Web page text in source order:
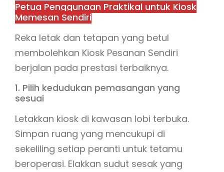
Petua Penggunaan Praktikal untuk Kiosk
Memesan Sendiri
Reka letak dan tetapan yang betul
membolehkan Kiosk Pesanan Sendiri
berjalan pada prestasi terbaiknya.
1. Pilih kedudukan pemasangan yang
sesuai
Letakkan kiosk di kawasan lobi terbuka.
Simpan ruang yang mencukupi di
sekeliling setiap peranti untuk tetamu
beroperasi. Elakkan sudut sesak yang